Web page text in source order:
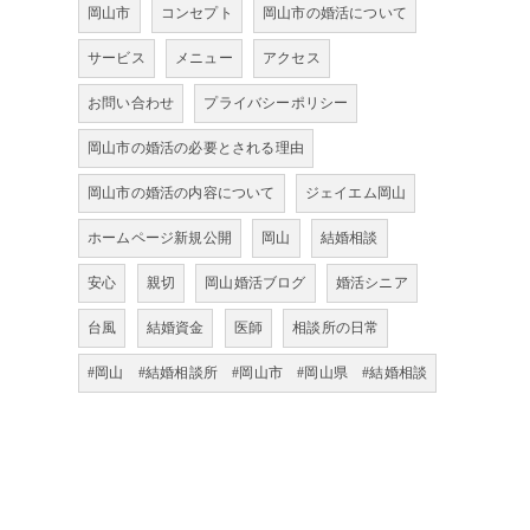
岡山市 コンセプト 岡山市の婚活について
サービス メニュー アクセス
お問い合わせ プライバシーポリシー
岡山市の婚活の必要とされる理由
岡山市の婚活の内容について ジェイエム岡山
ホームページ新規公開 岡山 結婚相談
安心 親切 岡山婚活ブログ 婚活シニア
台風 結婚資金 医師 相談所の日常
#岡山 #結婚相談所 #岡山市 #岡山県 #結婚相談